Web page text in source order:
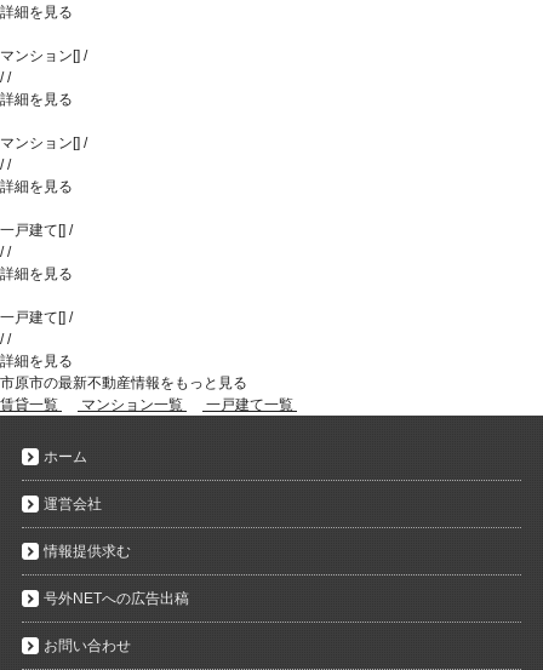
詳細を見る
マンション[] /
//
詳細を見る
マンション[] /
//
詳細を見る
一戸建て[] /
//
詳細を見る
一戸建て[] /
//
詳細を見る
市原市の最新不動産情報をもっと見る
賃貸一覧
マンション一覧 一戸建て一覧
ホーム
運営会社
情報提供求む
号外NETへの広告出稿
お問い合わせ